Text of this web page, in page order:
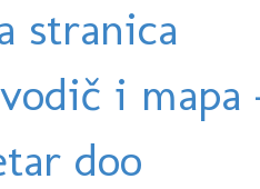
stranica
i
doo